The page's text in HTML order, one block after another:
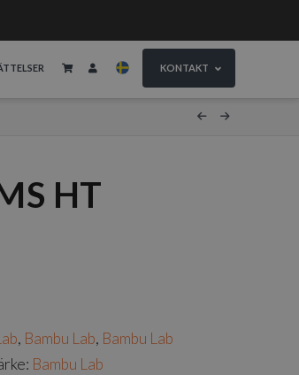
KONTAKT
HT
, Bambu Lab, Bambu Lab
Bambu Lab